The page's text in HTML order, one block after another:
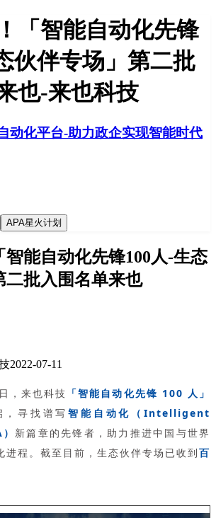
「智能自动化先锋
伙伴专场」第二批
也-来也科技
APA星火计划
智能自动化先锋100人-生态
二批入围名单来也
2022-07-11
，来也科技 「智能自动化先锋 100 人」
，寻找谱写智能自动化（Intelligent
新篇章的先锋者，助力推进中国与世界
进程。截至目前，生态伙伴专场已收到百